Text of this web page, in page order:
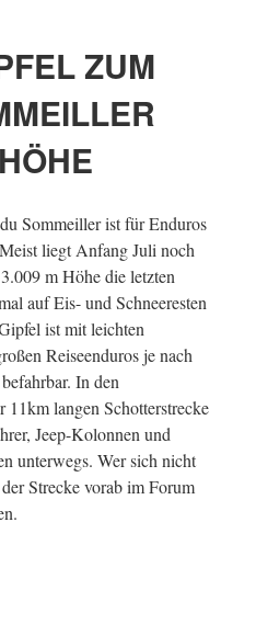
ZUM
Sommeiller ist für Enduros
liegt Anfang Juli noch
m Höhe die letzten
auf Eis- und Schneeresten
ist mit leichten
Reiseenduros je nach
In den
11km langen Schotterstrecke
Jeep-Kolonnen und
unterwegs. Wer sich nicht
Strecke vorab im Forum